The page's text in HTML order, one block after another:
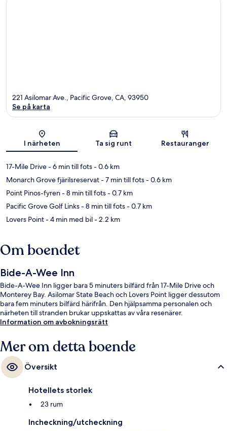
Karta
221 Asilomar Ave., Pacific Grove, CA, 93950
Se på karta
I närheten Ta sig runt Restauranger
17-Mile Drive- 6 min till fots- 0.6 km
Monarch Grove fjärilsreservat- 7 min till fots- 0.6 km
Point Pinos-fyren- 8 min till fots- 0.7 km
Pacific Grove Golf Links- 8 min till fots- 0.7 km
Lovers Point- 4 min med bil- 2.2 km
Om boendet
Bide-A-Wee Inn
Bide-A-Wee Inn ligger bara 5 minuters bilfärd från 17-Mile Drive och
Monterey Bay. Asilomar State Beach och Lovers Point ligger dessutom
bara fem minuters bilfärd härifrån. Den hjälpsamma personalen och
närheten till stranden brukar uppskattas av våra resenärer.
Information om avbokningsrätt
Mer om detta boende
Översikt
Hotellets storlek
23 rum
Incheckning/utcheckning